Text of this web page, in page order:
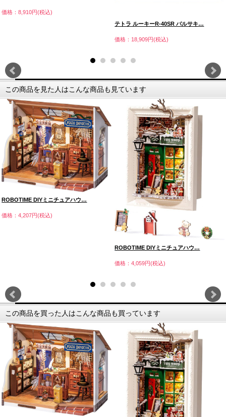
価格：8,910円(税込)
テトラ ルーキーR-40SR バルサキ…
価格：18,909円(税込)
この商品を見た人はこんな商品も見ています
ROBOTIME DIYミニチュアハウ…
価格：4,207円(税込)
ROBOTIME DIYミニチュアハウ…
価格：4,059円(税込)
この商品を買った人はこんな商品も買っています